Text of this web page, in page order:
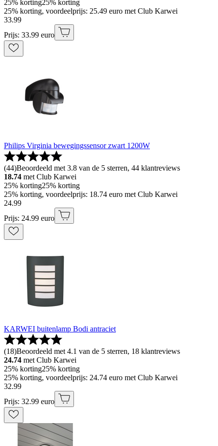
25% korting25% korting
25% korting, voordeelprijs: 25.49 euro met Club Karwei
33.99
Prijs: 33.99 euro
Philips Virginia bewegingssensor zwart 1200W
(44)Beoordeeld met 3.8 van de 5 sterren, 44 klantreviews
18.74 met Club Karwei
25% korting25% korting
25% korting, voordeelprijs: 18.74 euro met Club Karwei
24.99
Prijs: 24.99 euro
KARWEI buitenlamp Bodi antraciet
(18)Beoordeeld met 4.1 van de 5 sterren, 18 klantreviews
24.74 met Club Karwei
25% korting25% korting
25% korting, voordeelprijs: 24.74 euro met Club Karwei
32.99
Prijs: 32.99 euro